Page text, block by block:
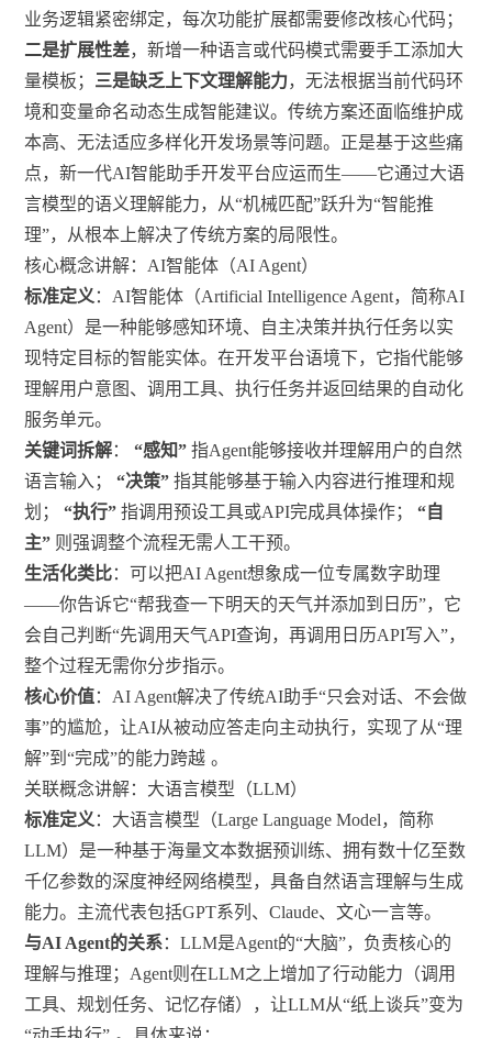
业务逻辑紧密绑定，每次功能扩展都需要修改核心代码；
二是扩展性差，新增一种语言或代码模式需要手工添加大
量模板； 三是缺乏上下文理解能力，无法根据当前代码环
境和变量命名动态生成智能建议。传统方案还面临维护成
本高、无法适应多样化开发场景等问题。正是基于这些痛
点，新一代AI智能助手开发平台应运而生——它通过大语
言模型的语义理解能力，从“机械匹配”跃升为“智能推
理”，从根本上解决了传统方案的局限性。
核心概念讲解：AI智能体（AI Agent）
标准定义 ：AI智能体（Artificial Intelligence Agent，简称AI
Agent）是一种能够感知环境、自主决策并执行任务以实
现特定目标的智能实体。在开发平台语境下，它指代能够
理解用户意图、调用工具、执行任务并返回结果的自动化
服务单元。
关键词拆解：“感知” 指Agent能够接收并理解用户的自然
语言输入；“决策” 指其能够基于输入内容进行推理和规
划；“执行” 指调用预设工具或API完成具体操作；“自
主” 则强调整个流程无需人工干预。
生活化类比：可以把AI Agent想象成一位专属数字助理
——你告诉它“帮我查一下明天的天气并添加到日历”，它
会自己判断“先调用天气API查询，再调用日历API写入”，
整个过程无需你分步指示。
核心价值：AI Agent解决了传统AI助手“只会对话、不会做
事”的尴尬，让AI从被动应答走向主动执行，实现了从“理
解”到“完成”的能力跨越 。
关联概念讲解：大语言模型（LLM）
标准定义 ：大语言模型（Large Language Model，简称
LLM）是一种基于海量文本数据预训练、拥有数十亿至数
千亿参数的深度神经网络模型，具备自然语言理解与生成
能力。主流代表包括GPT系列、Claude、文心一言等。
与AI Agent的关系：LLM是Agent的“大脑”，负责核心的
理解与推理；Agent则在LLM之上增加了行动能力（调用
工具、规划任务、记忆存储），让LLM从“纸上谈兵”变为